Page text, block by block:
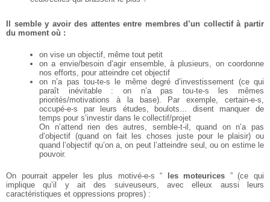
Il semble y avoir des attentes entre membres d’un collectif à partir
du moment où :
on vise un objectif, même tout petit
on a envie/besoin d’agir ensemble, à plusieurs, on coordonne
nos efforts, pour atteindre cet objectif
on n’a pas tou-te-s le même degré d’investissement (ce qui
paraît inévitable : on n’a pas tou-te-s les mêmes
priorités/motivations à la base). Par exemple, certain-e-s,
occupé-e-s par leurs études, boulots... disent manquer de
temps pour s’investir dans le collectif/projet
On n’attend rien des autres, semble-t-il, quand on n’a pas
d’objectif (quand on fait les choses juste pour le plaisir) ou
quand l’objectif qu’on a, on peut l’atteindre seul, ou on estime le
pouvoir.
On pourrait appeler les plus motivé-e-s “ les moteurices ” (ce qui
implique qu’il y ait des suiveuseurs, avec elleux aussi leurs
caractéristiques et oppressions propres) :